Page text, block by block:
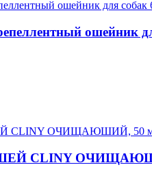
ошейник
CLINY